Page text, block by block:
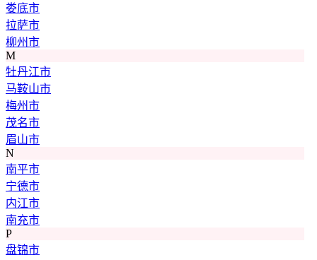
娄底市
拉萨市
柳州市
M
牡丹江市
马鞍山市
梅州市
茂名市
眉山市
N
南平市
宁德市
内江市
南充市
P
盘锦市